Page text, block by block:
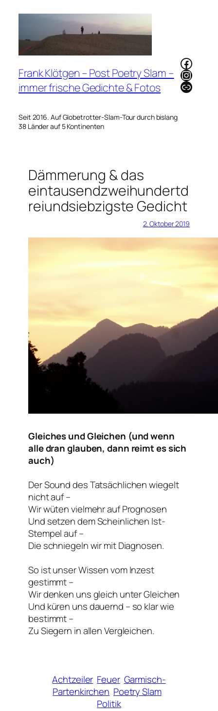
Frank Klötgen – Post Poetry Slam –
immer frische Gedichte & Fotos
Seit 2016. Auf Globetrotter-Slam-Tour durch bislang
38 Länder auf 5 Kontinenten
Link
Dämmerung & das
eintausendzweihundertd
reiundsiebzigste Gedicht
2. Oktober 2019
Gleiches und Gleichen (und wenn
alle dran glauben, dann reimt es sich
auch)
Der Sound des Tatsächlichen wiegelt
nicht auf –
Wir wüten vielmehr auf Prognosen
Und setzen dem Scheinlichen Ist-
Stempel auf –
Die schniegeln wir mit Diagnosen.
So ist unser Wissen vom Inzest
gestimmt –
Wir denken uns gleich unter Gleichen
Und küren uns dauernd – so klar wie
bestimmt –
Zu Siegern in allen Vergleichen.
Achtzeiler Feuer Garmisch-
Partenkirchen Poetry Slam
Politik